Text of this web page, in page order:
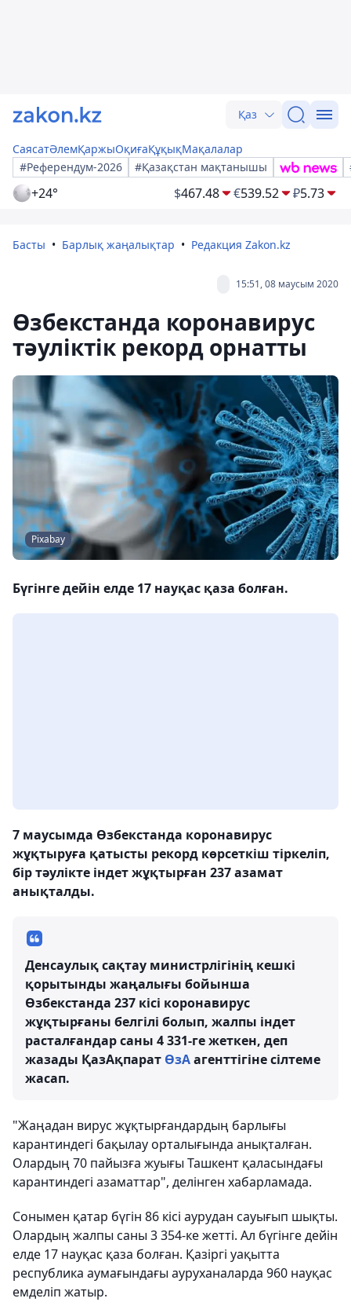
Қаз
СаясатӘлемҚаржыОқиғаҚұқықМақалалар
#Референдум-2026
#Қазақстан мақтанышы
+24° $467.48 €539.52 ₽5.73
Басты Барлық жаңалықтар Редакция Zakon.kz
15:51, 08 маусым 2020
Өзбекстанда коронавирус
тәуліктік рекорд орнатты
Pixabay
Бүгінге дейін елде 17 науқас қаза болған.
7 маусымда Өзбекстанда коронавирус
жұқтыруға қатысты рекорд көрсеткіш тіркеліп,
бір тәулікте індет жұқтырған 237 азамат
анықталды.
Денсаулық сақтау министрлігінің кешкі
қорытынды жаңалығы бойынша
Өзбекстанда 237 кісі коронавирус
жұқтырғаны белгілі болып, жалпы індет
расталғандар саны 4 331-ге жеткен, деп
жазады ҚазАқпарат ӨзАагенттігіне сілтеме
жасап.
"Жаңадан вирус жұқтырғандардың барлығы
карантиндегі бақылау орталығында анықталған.
Олардың 70 пайызға жуығы Ташкент қаласындағы
карантиндегі азаматтар", делінген хабарламада.
Сонымен қатар бүгін 86 кісі аурудан сауығып шықты.
Олардың жалпы саны 3 354-ке жетті. Ал бүгінге дейін
елде 17 науқас қаза болған. Қазіргі уақытта
республика аумағындағы ауруханаларда 960 науқас
емделіп жатыр.